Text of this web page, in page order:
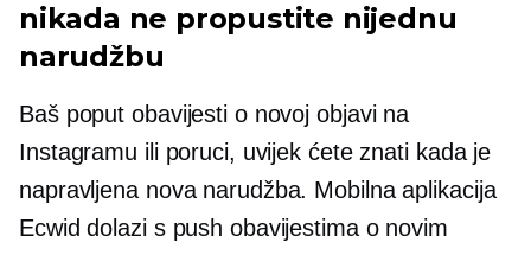
nikada ne propustite nijednu
narudžbu
Baš poput obavijesti o novoj objavi na
Instagramu ili poruci, uvijek ćete znati kada je
napravljena nova narudžba. Mobilna aplikacija
Ecwid dolazi s push obavijestima o novim